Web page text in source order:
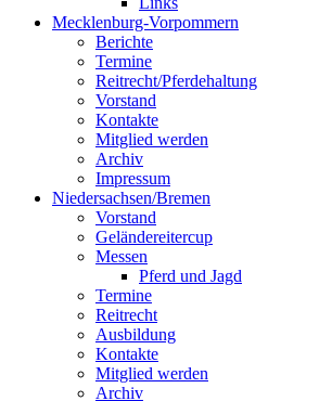
Mecklenburg-Vorpommern
Berichte
Termine
Reitrecht/Pferdehaltung
Vorstand
Kontakte
Mitglied werden
Archiv
Impressum
Niedersachsen/Bremen
Vorstand
Geländereitercup
Messen
Pferd und Jagd
Termine
Reitrecht
Ausbildung
Kontakte
Mitglied werden
Archiv